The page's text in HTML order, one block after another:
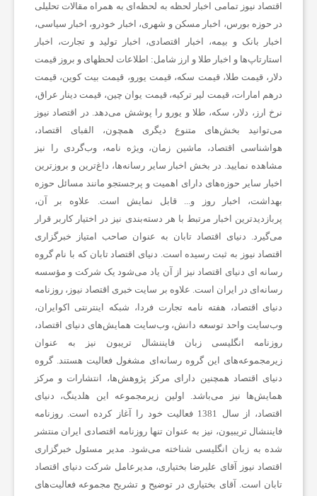
اقتصاد نیوز تمامی اخبار لحظه به لحظه‌ای به همراه مقالات تحلیلی
در حوزه بورس، اخبار مسکن و شهری، اخبار خودرو، اخبار سیاسی،
اخبار بانک و بیمه، اخبار اقتصادی، اخبار تولید و تجارت، اخبار
استارتاپ‌ها و اخبار طلا و ارز شامل: اطلاعات لحظهای و بروز قیمت
دلار، قیمت طلا، قیمت سکه، قیمت یورو، قیمت بیت کوین، قیمت
درهم امارات، قیمت لیر ترکیه، قیمت یوان چین، قیمت دینار عراق،
نرخ ارز، دلار، سکه، طلا و یورو را پوشش می‌دهد. در اقتصاد نیوز
می‌توانید بخش‌های متنوع دیگری همچون، الفبای اقتصاد،
هواشناسی اقتصاد، ماشین زمان، ویژه نامه، وب‌گردی را نیز
مشاهده نمایید. در بخش اخبار سایر رسانه‌ها، داغ‌ترین و بروزترین
اخبار سایر حوزه‌های دارای اهمیت و پرجستجو مانند مسائل حوزه
بهداشت، اخبار روز و... قابل نمایش است. علاوه بر آن،
پربازدیدترین اخبار مرتبط با هر دسته‌بندی نیز در اختیار کاربر قرار
می‌گیرد. دنیای اقتصاد تابان به عنوان صاحب امتیاز خبرگزاری
اقتصاد نیوز به ثبت رسیده است. دنیای اقتصاد تابان که با نام گروه
رسانه ای دنیای اقتصاد نیز از آن یاد می‌شود یک شرکت و مؤسسه
رسانه‌ای در ایران است. علاوه بر سایت خبری اقتصاد نیوز، روزنامه
دنیای اقتصاد، هفته ‌نامه تجارت فردا، شبکه اینترنتی اکوایران،
وب‌سایت واحد توسعه دانش، وب‌سایت همایش‌های دنیای اقتصاد،
روزنامه انگلیسی ‌زبان فایننشال تریبون نیز به عنوان
زیرمجموعه‌های این گروه رسانه‌ای مشغول فعالیت هستند. گروه
دنیای اقتصاد همچنین دارای مرکز پژوهش‌ها، انتشارات و مرکز
همایش‌ها نیز می‌باشد. اولین زیرمجموعه این هلدینگ، دنیای
اقتصاد، از سال 1381 فعالیت خود را آغاز کرده است. روزنامه
فایننشال تریبیون، نیز به عنوان تنها روزنامه اقتصادی ایران منتشر
شده به زبان انگلیسی شناخته می‌شود. مدیر مسئول خبرگزاری
اقتصاد نیوز آقای علیرضا بختیاری، مدیرعامل شرکت دنیای اقتصاد
تابان است. آقای بختیاری در توضیح و تشریح مجموعه فعالیت‌های